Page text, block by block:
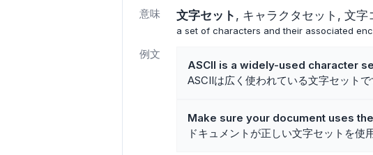
意味
文字セット キャラクタセット 文字
a set of characters and their associated
例文
ASCII is a widely-used character
ASCIIは広く使われている文字セットで
Make sure your document uses
ドキュメントが正しい文字セットを使